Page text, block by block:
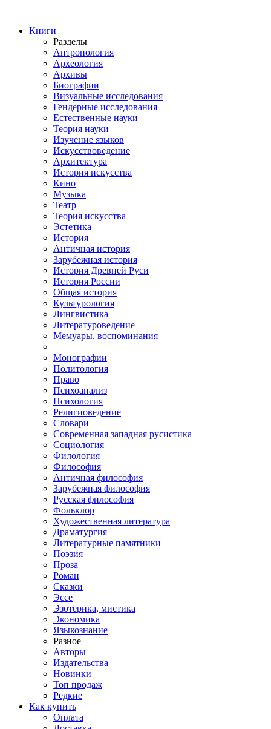
Книги
Разделы
Антропология
Археология
Архивы
Биографии
Визуальные исследования
Гендерные исследования
Естественные науки
Теория науки
Изучение языков
Искусствоведение
Архитектура
История искусства
Кино
Музыка
Театр
Теория искусства
Эстетика
История
Античная история
Зарубежная история
История Древней Руси
История России
Общая история
Культурология
Лингвистика
Литературоведение
Мемуары, воспоминания
Монографии
Политология
Право
Психоанализ
Психология
Религиоведение
Словари
Современная западная русистика
Социология
Филология
Философия
Античная философия
Зарубежная философия
Русская философия
Фольклор
Художественная литература
Драматургия
Литературные памятники
Поэзия
Проза
Роман
Сказки
Эссе
Эзотерика, мистика
Экономика
Языкознание
Разное
Авторы
Издательства
Новинки
Топ продаж
Редкие
Как купить
Оплата